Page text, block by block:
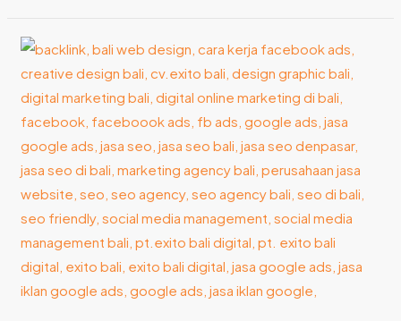
Perbedaan
Copywriting
dan
Content
Writing
Yang
Lebih
Jelas